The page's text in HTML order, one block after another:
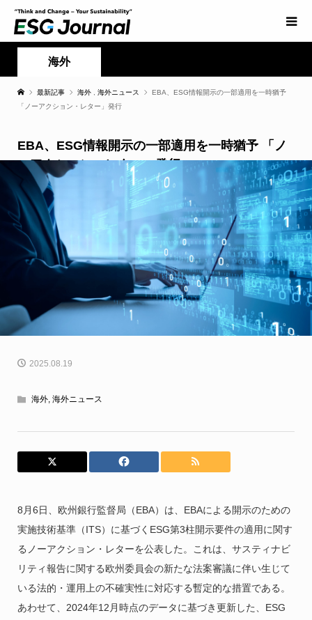
海外
最新記事 海外 海外ニュース
EBA、ESG情報開示の一部適用を一時猶予
「ノーアクション・レター」発行
EBA、ESG情報開示の一部適用を一時猶予 「ノ
ーアクション・レター」発行
2025.08.19
海外, 海外ニュース
8月6日、欧州銀行監督局（EBA）は、EBAによる開示のための
実施技術基準（ITS）に基づくESG第3柱開示要件の適用に関す
るノーアクション・レターを公表した。これは、サスティナビ
リティ報告に関する欧州委員会の新たな法案審議に伴い生じて
いる法的・運用上の不確実性に対応する暫定的な措置である。
あわせて、2024年12月時点のデータに基づき更新した、ESG